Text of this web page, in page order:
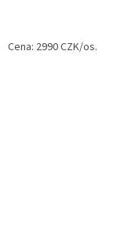
Cena: 2990 CZK/os.